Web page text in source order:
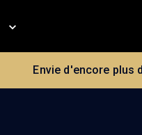
Envie d'encore plus